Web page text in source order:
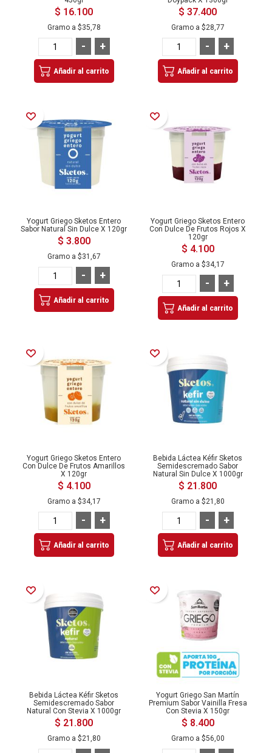
$ 16.100
Gramo a $35,78
+
-
Añadir al carrito
$ 37.400
Gramo a $28,77
+
-
Añadir al carrito
Añadir a la Lista de Deseos
Yogurt Griego Sketos Entero
Sabor Natural Sin Dulce X 120gr
$ 3.800
Gramo a $31,67
+
-
Añadir al carrito
Añadir a la Lista de Deseos
Yogurt Griego Sketos Entero
Con Dulce De Frutos Rojos X
120gr
$ 4.100
Gramo a $34,17
+
-
Añadir al carrito
Añadir a la Lista de Deseos
Yogurt Griego Sketos Entero
Con Dulce De Frutos Amarillos
X 120gr
$ 4.100
Gramo a $34,17
+
-
Añadir al carrito
Añadir a la Lista de Deseos
Bebida Láctea Kéfir Sketos
Semidescremado Sabor
Natural Sin Dulce X 1000gr
$ 21.800
Gramo a $21,80
+
-
Añadir al carrito
Añadir a la Lista de Deseos
Bebida Láctea Kéfir Sketos
Semidescremado Sabor
Natural Con Stevia X 1000gr
$ 21.800
Gramo a $21,80
Añadir a la Lista de Deseos
Yogurt Griego San Martín
Premium Sabor Vainilla Fresa
Con Stevia X 150gr
$ 8.400
Gramo a $56,00